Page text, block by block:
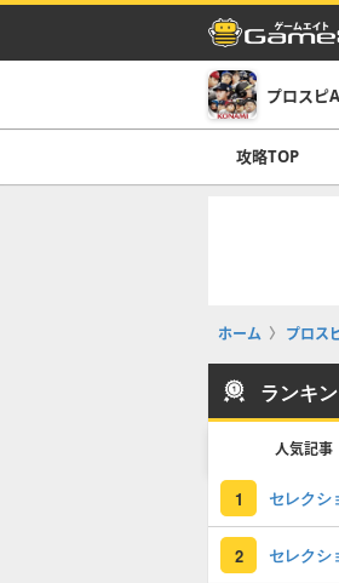
プロスピ
攻略TOP
ホーム プロス
ランキ
人気記事
1
2 セレクシ